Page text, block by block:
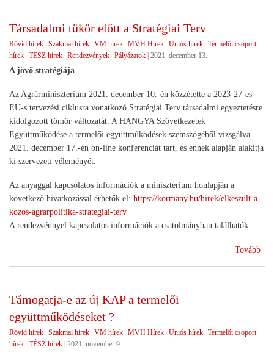
Társadalmi tükör előtt a Stratégiai Terv
Rövid hírek Szakmai hírek VM hírek MVH Hírek Uniós hírek Termelői csoport
hírek TÉSZ hírek Rendezvények Pályázatok 2021. december 13.
A jövő stratégiája
Az Agrárminisztérium 2021. december 10.-én közzétette a 2023-27-es
EU-s tervezési ciklusra vonatkozó Stratégiai Terv társadalmi egyeztetésre
kidolgozott tömör változatát. A HANGYA Szövetkezetek
Együttműködése a termelői együttműködések szemszögéből vizsgálva
2021. december 17.-én on-line konferenciát tart, és ennek alapján alakítja
ki szervezeti véleményét.
Az anyaggal kapcsolatos információk a minisztérium honlapján a
következő hivatkozással érhetők el: https://kormany.hu/hirek/elkeszult-a-
kozos-agrarpolitika-strategiai-terv
A rendezvénnyel kapcsolatos információk a csatolmányban találhatók.
Tovább
Támogatja-e az új KAP a termelői
együttműködéseket ?
Rövid hírek Szakmai hírek VM hírek MVH Hírek Uniós hírek Termelői csoport
hírek TÉSZ hírek 2021. november 9.